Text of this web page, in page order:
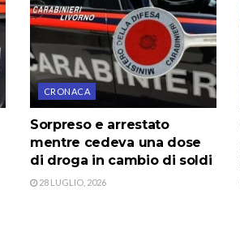
CRONACA
Sorpreso e arrestato
mentre cedeva una dose
di droga in cambio di soldi
28 LUGLIO, 2026